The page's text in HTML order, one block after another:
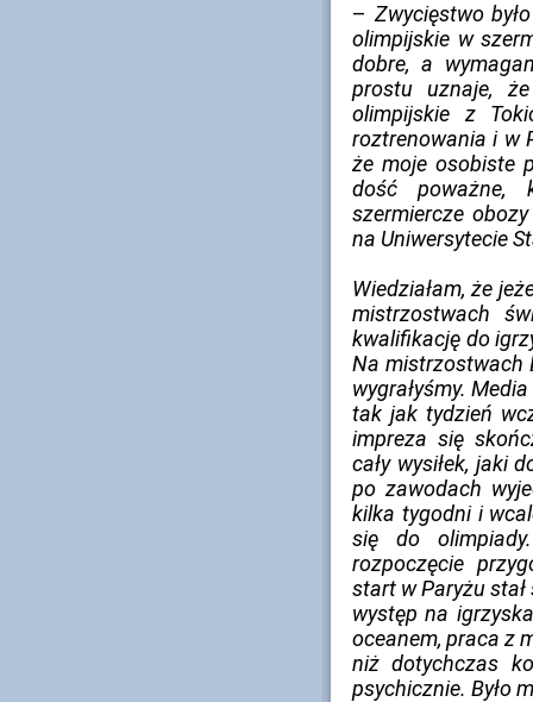
– Zwycięstwo
olimpijskie w
dobre, a
prostu uznaje,
olimpijskie z
roztrenowania i w
że moje osobiste
dość poważne,
szermiercze
na Uniwersytecie
Wiedziałam, że
mistrzostwach
kwalifikację do
Na mistrzostwach
wygrałyśmy.
tak jak tydzień
impreza się
cały wysiłek, jaki
po zawodach
kilka tygodni i
się do
rozpoczęcie
start w Paryżu
występ na
oceanem, praca z
niż dotychczas
psychicznie. Było